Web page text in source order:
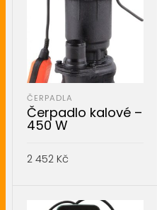
ČERPADLA
Čerpadlo kalové –
450 W
2 452 Kč